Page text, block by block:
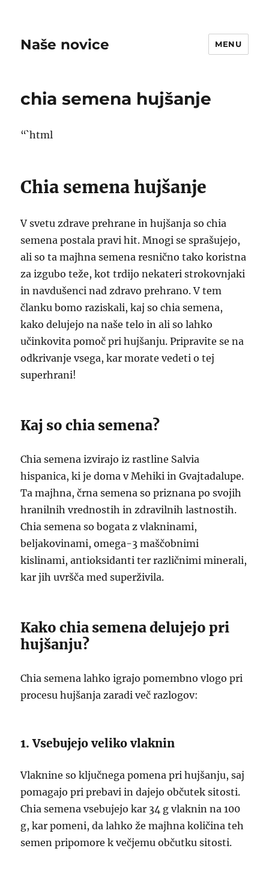
Naše novice MENU
chia semena hujšanje
“`html
Chia semena hujšanje
V svetu zdrave prehrane in hujšanja so chia
semena postala pravi hit. Mnogi se sprašujejo,
ali so ta majhna semena resnično tako koristna
za izgubo teže, kot trdijo nekateri strokovnjaki
in navdušenci nad zdravo prehrano. V tem
članku bomo raziskali, kaj so chia semena,
kako delujejo na naše telo in ali so lahko
učinkovita pomoč pri hujšanju. Pripravite se na
odkrivanje vsega, kar morate vedeti o tej
superhrani!
Kaj so chia semena?
Chia semena izvirajo iz rastline Salvia
hispanica, ki je doma v Mehiki in Gvajtadalupe.
Ta majhna, črna semena so priznana po svojih
hranilnih vrednostih in zdravilnih lastnostih.
Chia semena so bogata z vlakninami,
beljakovinami, omega-3 maščobnimi
kislinami, antioksidanti ter različnimi minerali,
kar jih uvršča med superživila.
Kako chia semena delujejo pri
hujšanju?
Chia semena lahko igrajo pomembno vlogo pri
procesu hujšanja zaradi več razlogov:
1. Vsebujejo veliko vlaknin
Vlaknine so ključnega pomena pri hujšanju, saj
pomagajo pri prebavi in dajejo občutek sitosti.
Chia semena vsebujejo kar 34 g vlaknin na 100
g, kar pomeni, da lahko že majhna količina teh
semen pripomore k večjemu občutku sitosti.